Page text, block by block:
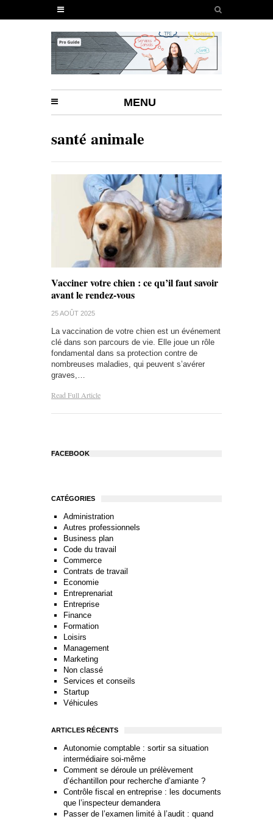
MENU
santé animale
Vacciner votre chien : ce qu’il faut savoir
avant le rendez-vous
25 AOÛT 2025
La vaccination de votre chien est un événement
clé dans son parcours de vie. Elle joue un rôle
fondamental dans sa protection contre de
nombreuses maladies, qui peuvent s’avérer
graves,…
Read Full Article
FACEBOOK
CATÉGORIES
Administration
Autres professionnels
Business plan
Code du travail
Commerce
Contrats de travail
Economie
Entreprenariat
Entreprise
Finance
Formation
Loisirs
Management
Marketing
Non classé
Services et conseils
Startup
Véhicules
ARTICLES RÉCENTS
Autonomie comptable : sortir sa situation
intermédiaire soi-même
Comment se déroule un prélèvement
d’échantillon pour recherche d’amiante ?
Contrôle fiscal en entreprise : les documents
que l’inspecteur demandera
Passer de l’examen limité à l’audit : quand